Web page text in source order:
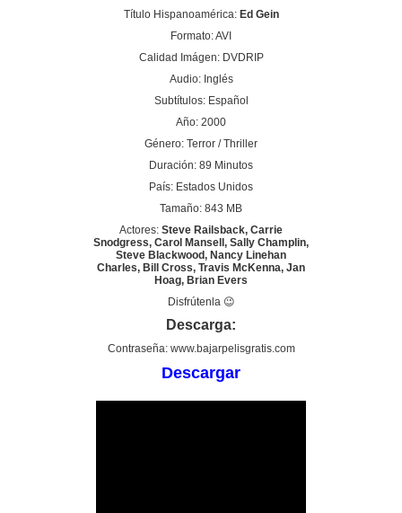
Título Hispanoamérica: Ed Gein
Formato: AVI
Calidad Imágen: DVDRIP
Audio: Inglés
Subtítulos: Español
Año: 2000
Género: Terror / Thriller
Duración: 89 Minutos
País: Estados Unidos
Tamaño: 843 MB
Actores: Steve Railsback, Carrie
Snodgress, Carol Mansell, Sally Champlin,
Steve Blackwood, Nancy Linehan
Charles, Bill Cross, Travis McKenna, Jan
Hoag, Brian Evers
Disfrútenla 😉
Descarga:
Contraseña: www.bajarpelisgratis.com
Descargar